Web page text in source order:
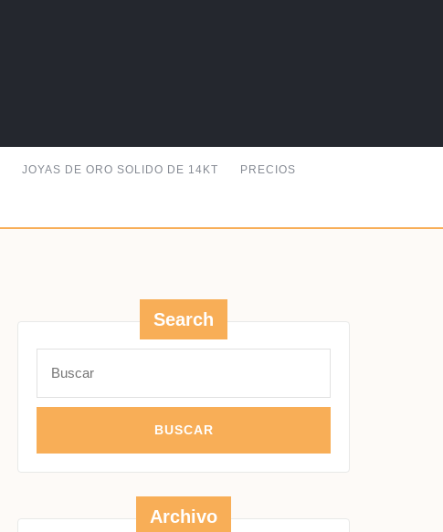
JOYAS DE ORO SOLIDO DE 14KT PRECIOS
Search
Archivo